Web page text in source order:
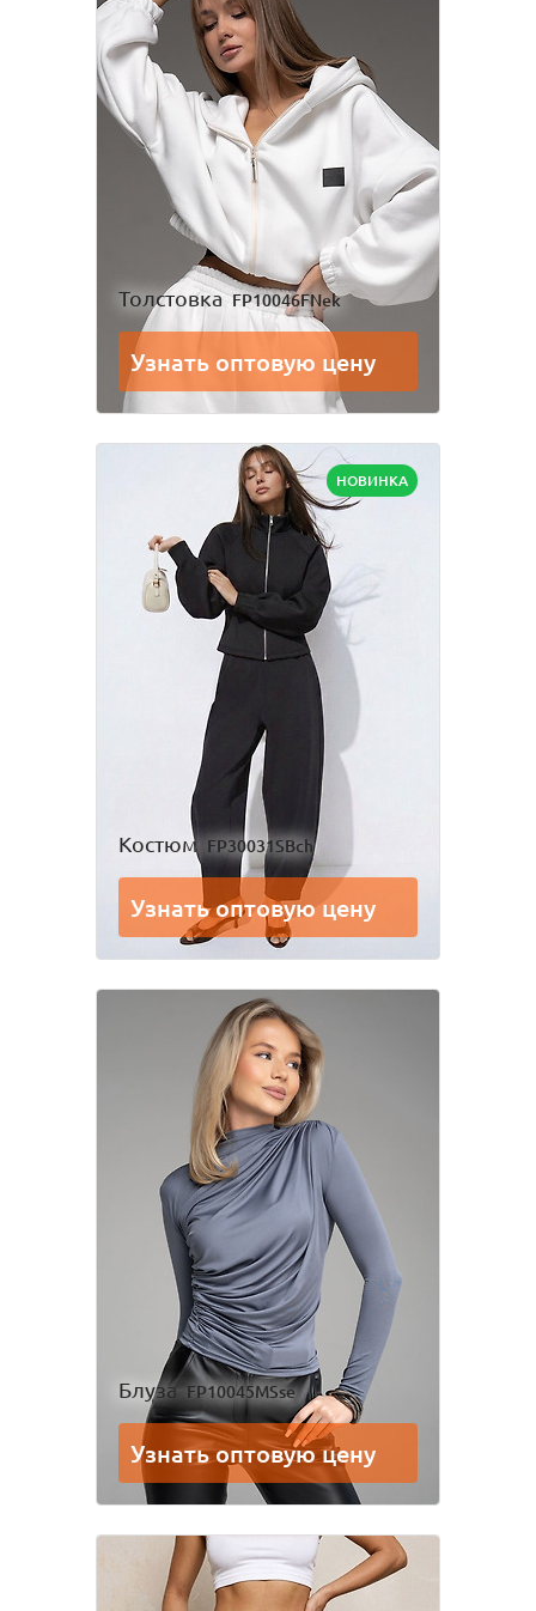
Толстовка FP10046FNek
Узнать оптовую цену
НОВИНКА
Костюм FP30031SBch
Узнать оптовую цену
Блуза FP10045MSse
Узнать оптовую цену